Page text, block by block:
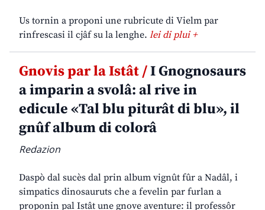
Us tornin a proponi une rubricute di Vielm par
rinfrescasi il cjâf su la lenghe. lei di plui +
Gnovis par la Istât /I Gnognosaurs
a imparin a svolâ: al rive in
edicule «Tal blu piturât di blu», il
gnûf album di colorâ
Redazion
Daspò dal sucès dal prin album vignût fûr a Nadâl, i
simpatics dinosauruts che a fevelin par furlan a
proponin pal Istât une gnove aventure: il professôr